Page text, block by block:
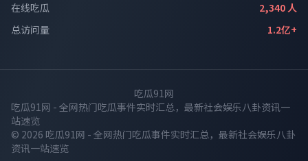
在线吃瓜
2,340 人
总访问量
1.2亿+
吃瓜91网
吃瓜91网 - 全网热门吃瓜事件实时汇总，最新社会娱乐八卦资讯一
站速览
© 2026 吃瓜91网 - 全网热门吃瓜事件实时汇总，最新社会娱乐八卦
资讯一站速览